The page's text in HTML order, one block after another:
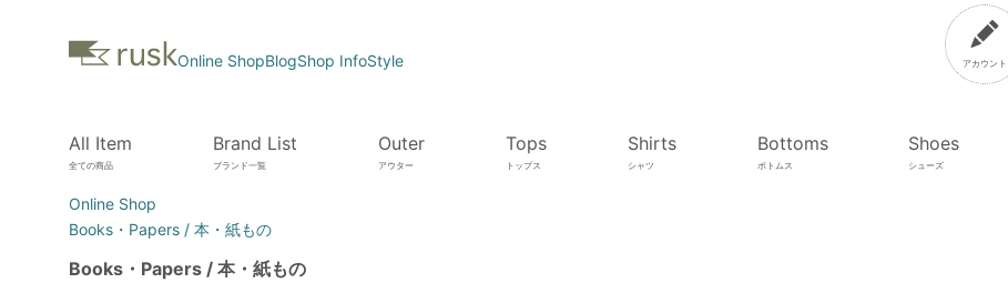
Online ShopBlogShop InfoStyle アカウント
All Item
全ての商品
Brand List
ブランド一覧
Outer
アウター
Tops
トップス
Shirts
シャツ
Bottoms
ボトムス
Shoes
シューズ
Online Shop
Books・Papers / 本・紙もの
Books・Papers / 本・紙もの